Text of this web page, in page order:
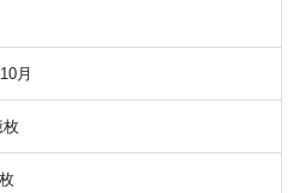
月
枚